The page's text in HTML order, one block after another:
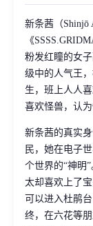
新条茜（Shinjō
《
粉发红瞳的女
级中的人气王
生，班上人人
喜欢怪兽，认
新条茜的真实
民，她在电子
个世界的“神明
太却喜欢上了
可以进入杜鹃
终，在六花等